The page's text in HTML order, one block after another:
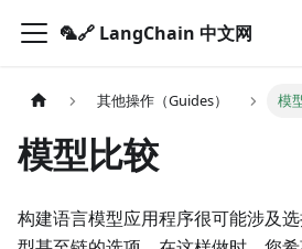
🦜️🔗 LangChain 中文网
其他操作（Guides） 模
模型比较
构建语言模型应用程序很可能涉及